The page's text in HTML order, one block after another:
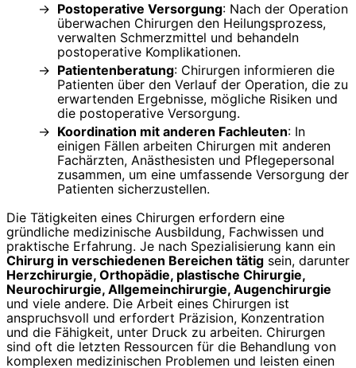
Postoperative Versorgung: Nach der Operation
überwachen Chirurgen den Heilungsprozess,
verwalten Schmerzmittel und behandeln
postoperative Komplikationen.
Patientenberatung: Chirurgen informieren die
Patienten über den Verlauf der Operation, die zu
erwartenden Ergebnisse, mögliche Risiken und
die postoperative Versorgung.
Koordination mit anderen Fachleuten: In
einigen Fällen arbeiten Chirurgen mit anderen
Fachärzten, Anästhesisten und Pflegepersonal
zusammen, um eine umfassende Versorgung der
Patienten sicherzustellen.
Die Tätigkeiten eines Chirurgen erfordern eine
gründliche medizinische Ausbildung, Fachwissen und
praktische Erfahrung. Je nach Spezialisierung kann ein
Chirurg in verschiedenen Bereichen tätig sein, darunter
Herzchirurgie, Orthopädie, plastische Chirurgie,
Neurochirurgie, Allgemeinchirurgie, Augenchirurgie
und viele andere. Die Arbeit eines Chirurgen ist
anspruchsvoll und erfordert Präzision, Konzentration
und die Fähigkeit, unter Druck zu arbeiten. Chirurgen
sind oft die letzten Ressourcen für die Behandlung von
komplexen medizinischen Problemen und leisten einen